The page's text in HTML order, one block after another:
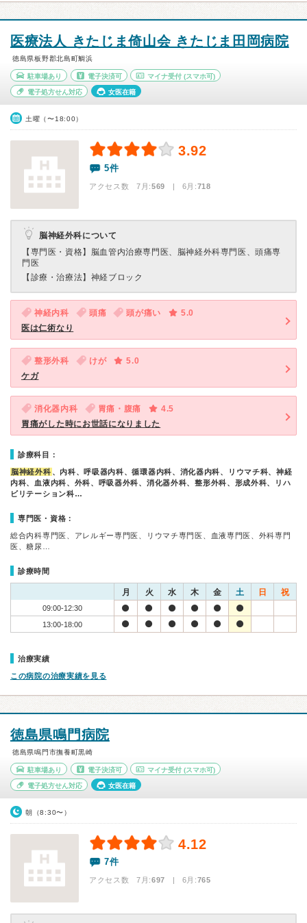
医療法人 きたじま倚山会 きたじま田岡病院
徳島県板野郡北島町鯛浜
駐車場あり 電子決済可 マイナ受付 (スマホ可)
電子処方せん対応 女医在籍
土曜（〜18:00）
3.92
5件
アクセス数 7月:569 | 6月:718
脳神経外科について
【専門医・資格】 脳血管内治療専門医、脳神経外科専門医、頭痛専
門医
【診療・治療法】 神経ブロック
神経内科 頭痛 頭が痛い
5.0
医は仁術なり
整形外科 けが
5.0
ケガ
消化器内科 胃痛・腹痛
4.5
胃痛がした時にお世話になりました
診療科目：
脳神経外科 、内科、呼吸器内科、循環器内科、消化器内科、リウマチ科、神経
内科、血液内科、外科、呼吸器外科、消化器外科、整形外科、形成外科、リハ
ビリテーション科…
専門医・資格：
総合内科専門医、アレルギー専門医、リウマチ専門医、血液専門医、外科専門
医、糖尿…
診療時間
月 火 水 木 金 土 日 祝
09:00-12:30
13:00-18:00
治療実績
この病院の治療実績を見る
徳島県鳴門病院
徳島県鳴門市撫養町黒崎
駐車場あり 電子決済可 マイナ受付 (スマホ可)
電子処方せん対応 女医在籍
朝（8:30〜）
4.12
7件
アクセス数 7月:697 | 6月:765